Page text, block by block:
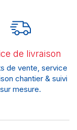
de livraison
de vente, service
chantier & suivi
sur mesure.